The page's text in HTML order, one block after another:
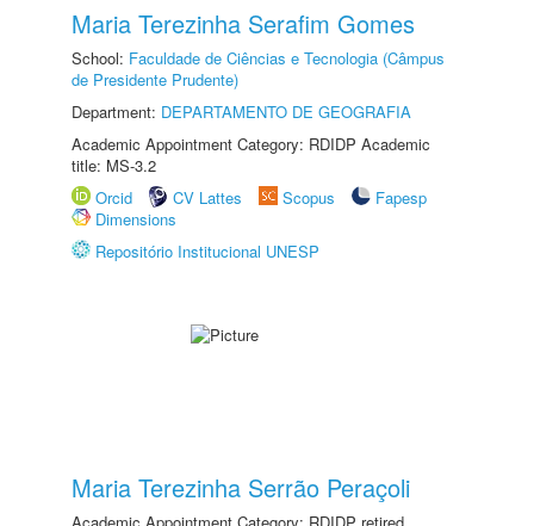
Maria Terezinha Serafim Gomes
School: Faculdade de Ciências e Tecnologia (Câmpus
de Presidente Prudente)
Department: DEPARTAMENTO DE GEOGRAFIA
Academic Appointment Category: RDIDP Academic
title: MS-3.2
Orcid
CV Lattes Scopus
Fapesp
Dimensions
Repositório Institucional UNESP
Maria Terezinha Serrão Peraçoli